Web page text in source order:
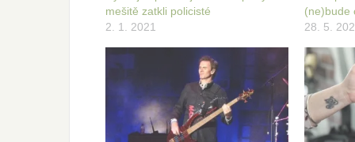
mešitě zatkli policisté
2. 1. 2021
(ne)bude
28. 5.